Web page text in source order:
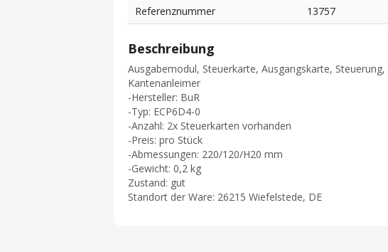
Referenznummer
13757
Beschreibung
Ausgabemodul, Steuerkarte, Ausgangskarte,
Kantenanleimer
-Hersteller: BuR
-Typ: ECP6D4-0
-Anzahl: 2x Steuerkarten vorhanden
-Preis: pro Stück
-Abmessungen: 220/120/H20 mm
-Gewicht: 0,2 kg
Zustand: gut
Standort der Ware: 26215 Wiefelstede, DE